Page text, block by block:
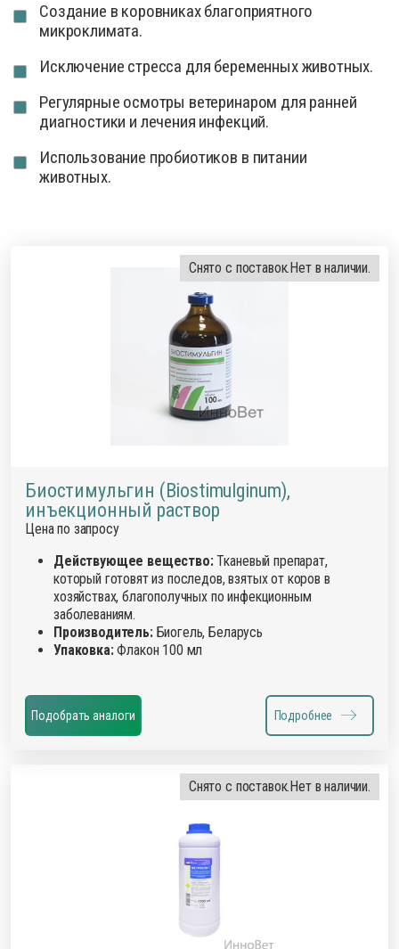
Создание в коровниках благоприятного
микроклимата.
Исключение стресса для беременных животных.
Регулярные осмотры ветеринаром для ранней
диагностики и лечения инфекций.
Использование пробиотиков в питании
животных.
Снято с поставок.Нет в наличии.
Биостимульгин (Biostimulginum),
инъекционный раствор
Цена по запросу
Действующее вещество:Тканевый препарат,
который готовят из последов, взятых от коров в
хозяйствах, благополучных по инфекционным
заболеваниям.
Производитель:Биогель, Беларусь
Упаковка:Флакон 100 мл
Подобрать аналоги Подробнее
Снято с поставок.Нет в наличии.